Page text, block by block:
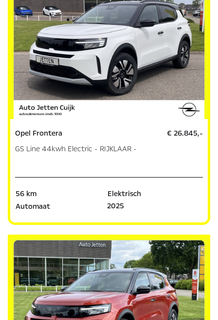
Opel Frontera
GS Line 44kwh Electric - RIJKLAAR -
€ 26.845,-
56 km
Elektrisch
Automaat
2025